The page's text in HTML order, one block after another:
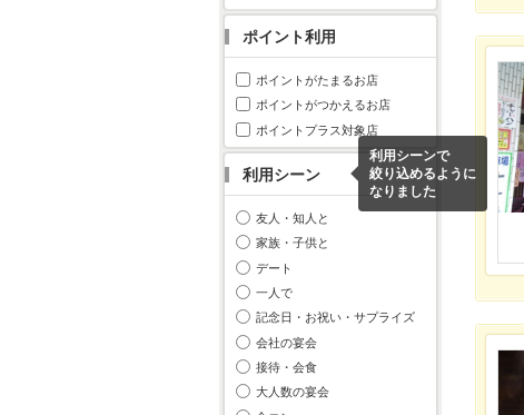
ポイント利用
ポイントがたまるお店
ポイントがつかえるお店
ポイントプラス対象店
利用シーン
利用シーンで
絞り込めるように
なりました
友人・知人と
家族・子供と
デート
一人で
記念日・お祝い・サプライズ
会社の宴会
接待・会食
大人数の宴会